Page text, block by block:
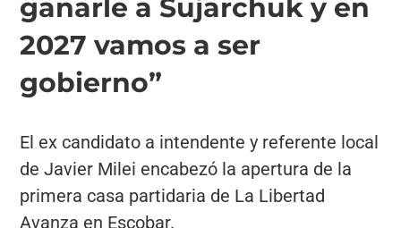
ganarle a Sujarchuk y en
2027 vamos a ser
gobierno”
El ex candidato a intendente y referente local
de Javier Milei encabezó la apertura de la
primera casa partidaria de La Libertad
Avanza en Escobar.